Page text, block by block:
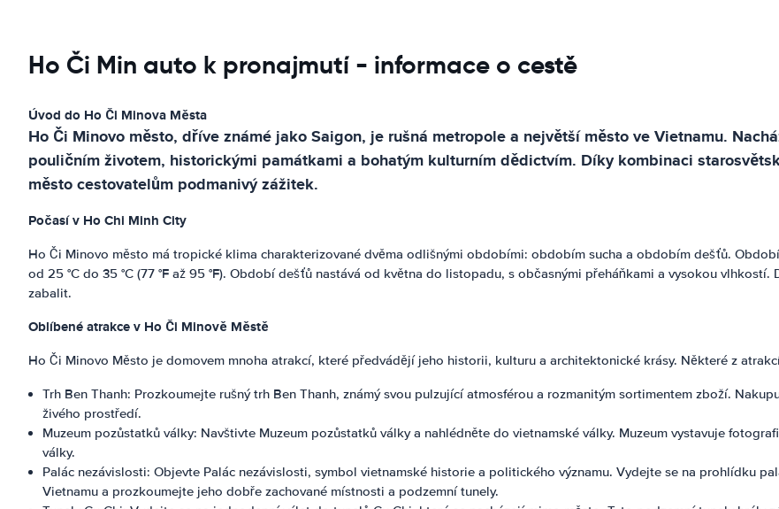
Ho Či Min auto k pronajmutí - informace o cestě
Úvod do Ho Či Minova Města
Ho Či Minovo město, dříve známé jako Saigon, je rušná metropole a největší město ve Vietnamu.
pouličním životem, historickými památkami a bohatým kulturním dědictvím. Díky kombinaci
město cestovatelům podmanivý zážitek.
Počasí v Ho Chi Minh City
Ho Či Minovo město má tropické klima charakterizované dvěma odlišnými obdobími: obdobím sucha a obdobím dešťů.
od 25 °C do 35 °C (77 °F až 95 °F). Období dešťů nastává od května do listopadu, s občasnými přeháňkami a vysokou
zabalit.
Oblíbené atrakce v Ho Či Minově Městě
Ho Či Minovo Město je domovem mnoha atrakcí, které předvádějí jeho historii, kulturu a architektonické krásy. Některé z
Trh Ben Thanh: Prozkoumejte rušný trh Ben Thanh, známý svou pulzující atmosférou a rozmanitým sortimentem zboží.
živého prostředí.
Muzeum pozůstatků války: Navštivte Muzeum pozůstatků války a nahlédněte do vietnamské války. Muzeum vystavuje
války.
Palác nezávislosti: Objevte Palác nezávislosti, symbol vietnamské historie a politického významu. Vydejte se na prohlídku
Vietnamu a prozkoumejte jeho dobře zachované místnosti a podzemní tunely.